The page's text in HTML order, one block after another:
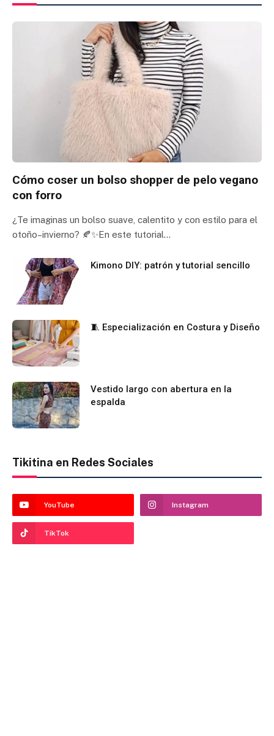
Cómo coser un bolso shopper de pelo vegano
con forro
¿Te imaginas un bolso suave, calentito y con estilo para el
otoño–invierno? 🍂✨En este tutorial…
Kimono DIY: patrón y tutorial sencillo
🧵 Especialización en Costura y Diseño
Vestido largo con abertura en la
espalda
Tikitina en Redes Sociales
YouTube Instagram
TikTok